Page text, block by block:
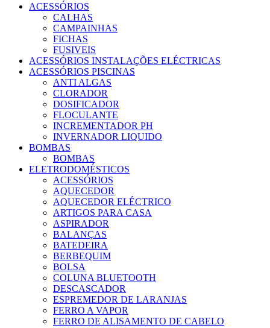
ACESSÓRIOS
CALHAS
CAMPAINHAS
FICHAS
FUSIVEIS
ACESSÓRIOS INSTALAÇÕES ELÉCTRICAS
ACESSÓRIOS PISCINAS
ANTI ALGAS
CLORADOR
DOSIFICADOR
FLOCULANTE
INCREMENTADOR PH
INVERNADOR LIQUIDO
BOMBAS
BOMBAS
ELETRODOMÉSTICOS
ACESSÓRIOS
AQUECEDOR
AQUECEDOR ELÉCTRICO
ARTIGOS PARA CASA
ASPIRADOR
BALANÇAS
BATEDEIRA
BERBEQUIM
BOLSA
COLUNA BLUETOOTH
DESCASCADOR
ESPREMEDOR DE LARANJAS
FERRO A VAPOR
FERRO DE ALISAMENTO DE CABELO